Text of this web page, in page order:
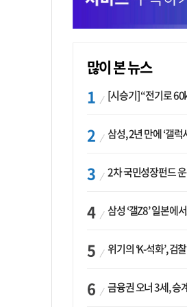
많이 본 뉴스
[시승기] “전기로 60km, 밟으면 462마력
삼성, 2년 만에 ‘갤럭시 핏4’ 선보이나…웨
2차 국민성장펀드 운용 경쟁에 33개사 몰렸다…
삼성 ‘갤Z8’ 일본에서도 물량 동났다…애플 참전
위기의 ‘K-석화’, 검찰 ‘담합’ 수사 착수…“LG·한화·롯
금융권 오너 3세, 승계 시계 빨라지나…한국투자 ‘속도